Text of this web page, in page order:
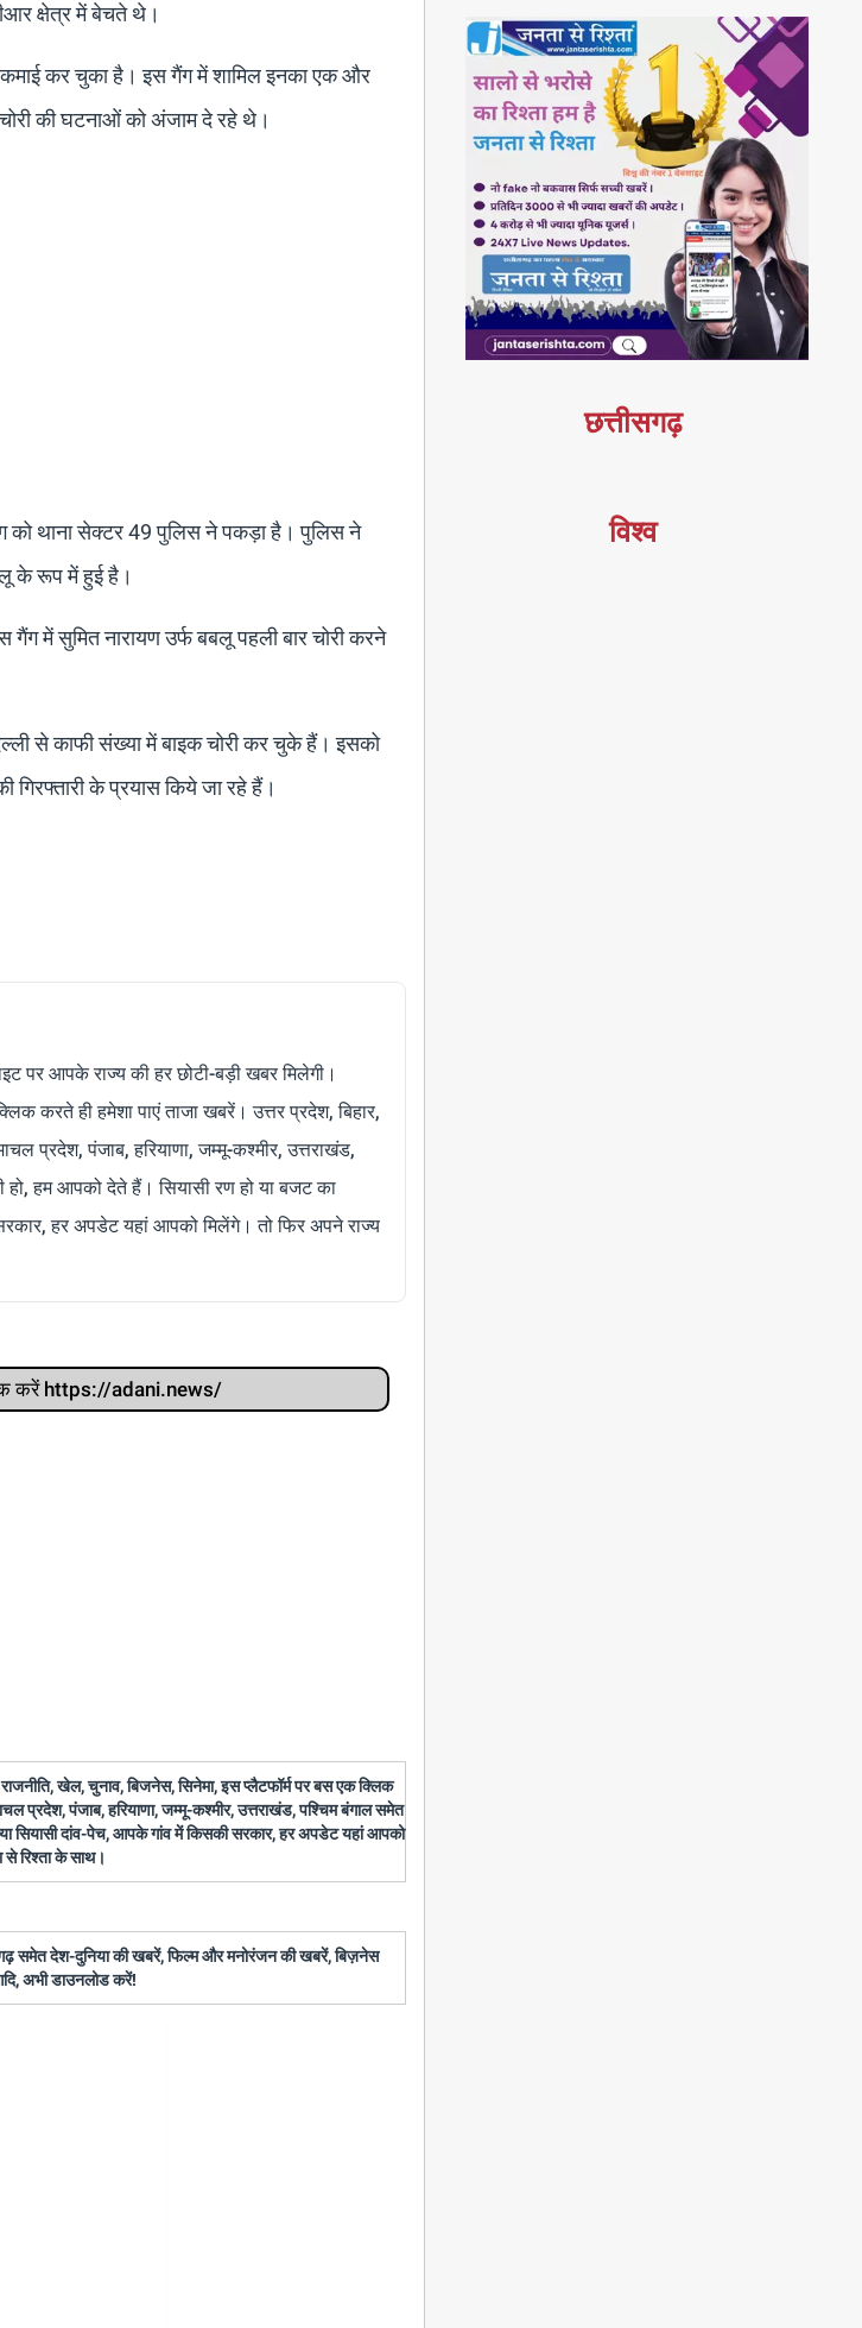
क्षेत्र में बेचते थे।
कर चुका है। इस गैंग में शामिल इनका एक और
की घटनाओं को अंजाम दे रहे थे।
को थाना सेक्टर 49 पुलिस ने पकड़ा है। पुलिस ने
के रूप में हुई है।
में सुमित नारायण उर्फ बबलू पहली बार चोरी करने
से काफी संख्या में बाइक चोरी कर चुके हैं। इसको
के प्रयास किये जा रहे हैं।
पर आपके राज्य की हर छोटी-बड़ी खबर मिलेगी।
करते ही हमेशा पाएं ताजा खबरें। उत्तर प्रदेश, बिहार,
प्रदेश, पंजाब, हरियाणा, जम्मू-कश्मीर, उत्तराखंड,
हो, हम आपको देते हैं। सियासी रण हो या बजट का
हर अपडेट यहां आपको मिलेंगे। तो फिर अपने राज्य
करें https://adani.news/
खेल, चुनाव, बिजनेस, सिनेमा, इस प्लैटफॉर्म पर बस एक क्लिक
प्रदेश, पंजाब, हरियाणा, जम्मू-कश्मीर, उत्तराखंड, पश्चिम बंगाल समेत
सियासी दांव-पेच, आपके गांव में किसकी सरकार, हर अपडेट यहां आपको
रिश्ता के साथ।
समेत देश-दुनिया की खबरें, फिल्म और मनोरंजन की खबरें, बिज़नेस
अभी डाउनलोड करें!
छत्तीसगढ़
विश्व